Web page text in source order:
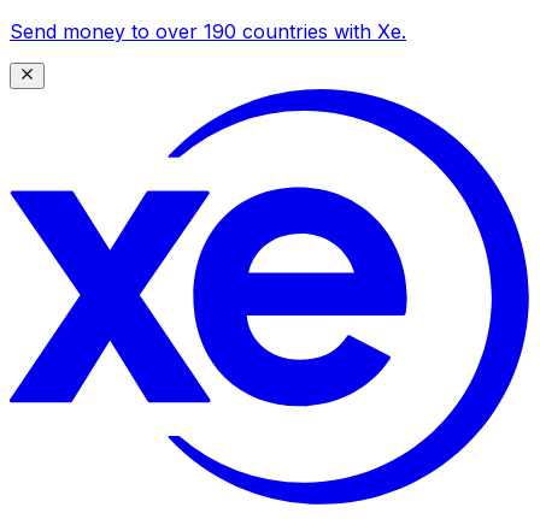
Send money to over 190 countries with Xe.